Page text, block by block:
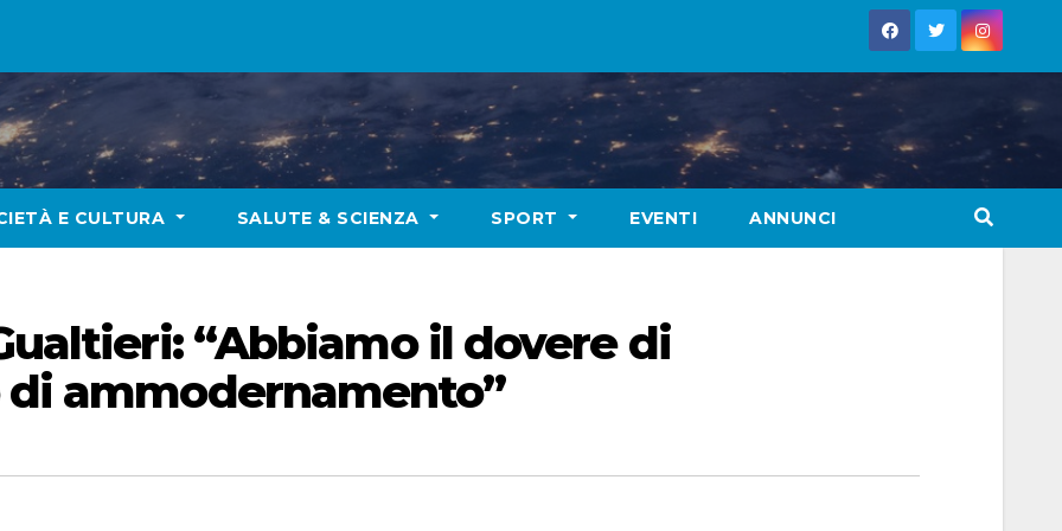
E CULTURA SALUTE & SCIENZA SPORT EVENTI ANNUNCI
“Abbiamo il dovere di
ammodernamento”